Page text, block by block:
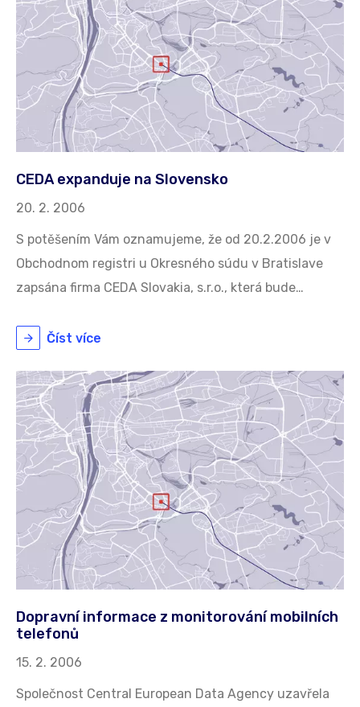
CEDA expanduje na Slovensko
20. 2. 2006
S potěšením Vám oznamujeme, že od 20.2.2006 je v
Obchodnom registri u Okresného súdu v Bratislave
zapsána firma CEDA Slovakia, s.r.o., která bude…
Číst více
Dopravní informace z monitorování mobilních
telefonů
15. 2. 2006
Společnost Central European Data Agency uzavřela